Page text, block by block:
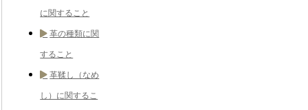
に関すること
革の種類に関
すること
革鞣し（なめ
し）に関するこ